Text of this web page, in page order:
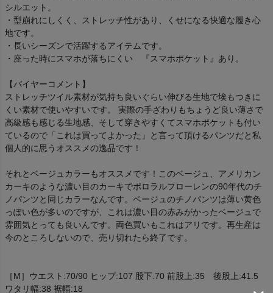
シルエット。
・型崩れにしくく、ストレッチ性があり、くせになる快適な履き心
地です。
・長いシーズンで活躍するアイテムです。
・座った時にスマホが落ちにくい 『スマホポケット』あり。
【バイヤーコメント】
ストレッチツイル素材が気持ち良いぐらい伸びる生地で埃もつきに
くい素材で使いやすいです。 実際の手ざわりもちょうど良い薄さで
高級感も感じる生地感、そして穿きやすくてスマホポケットも付い
ているので「これは買ってよかった」と言って頂けるパンツだと私
個人的に思うオススメの逸品です！
それとベージュカラーもオススメです！このベージュ、アメリカン
カーキのような濃い目のカーキでポロラルフローレンの90年代のチ
ノパンツと同じカラーなんです。ベージュのチノパンツは薄い黄色
っぽい色が多いのですが、これは濃い目の赤みがかったベージュで
雰囲気とっても良いんです。両色買いもこれはアリです。再生産は
今のところしないので、売り切れたら終了です。
［M］ウエスト:70/90 ヒップ:107 股下:70 前股上:35 後股上:41.5
ワタリ幅:38 裾幅:18